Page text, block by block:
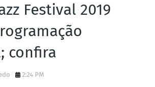
Festival 2019
confira
2:24 PM